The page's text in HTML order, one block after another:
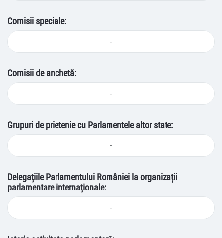
Comisii speciale:
-
Comisii de anchetă:
-
Grupuri de prietenie cu Parlamentele altor state:
-
Delegațiile Parlamentului României la organizații
parlamentare internaționale:
-